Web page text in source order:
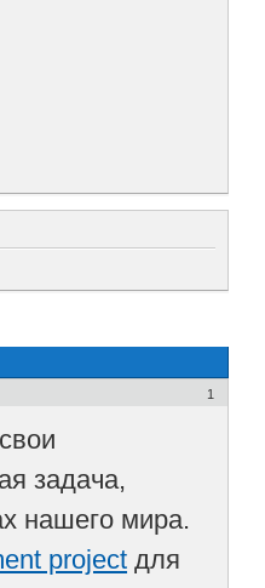
1
задача,
нашего мира.
project для